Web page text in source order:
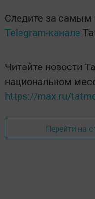
Следите за
Telegram-канале
Читайте новости
национальном
https://max.ru/
Перейти на